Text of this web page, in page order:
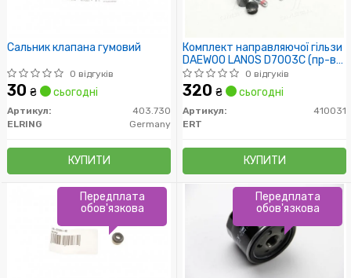
Сальник клапана гумовий
0 відгуків
30 ₴ сьогодні
Артикул:
403.730
ELRING
Germany
КУПИТИ
Комплект направляючої гільзи
DAEWOO LANOS D7003C (пр-во
ERT)
0 відгуків
320 ₴ сьогодні
Артикул:
410031
ERT
КУПИТИ
Передплата
обов'язкова
Передплата
обов'язкова